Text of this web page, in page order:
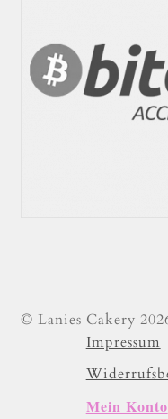
© Lanies Cakery
Impressum
Mein Konto